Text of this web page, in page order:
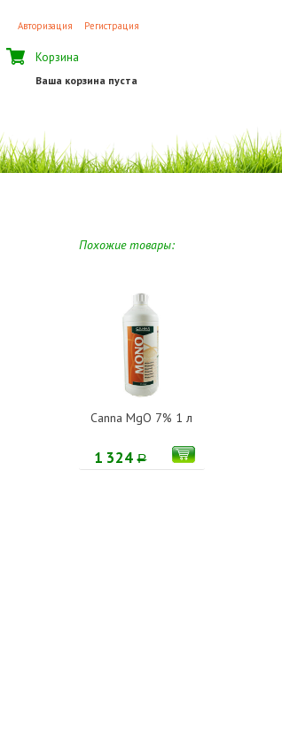
Авторизация Регистрация
Корзина
Ваша корзина пуста
Похожие товары:
Canna MgO 7% 1 л
1 324Р